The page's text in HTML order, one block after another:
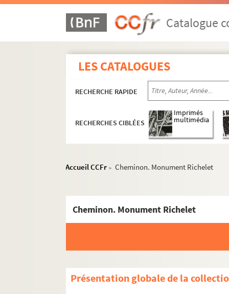
Catalogue
LES CATALOGUES
RECHERCHE RAPIDE
RECHERCHES CIBLÉES
Imprimés
multimédia
Accueil CCFr > Cheminon. Monument Richelet
Cheminon. Monument Richelet
Présentation globale de la